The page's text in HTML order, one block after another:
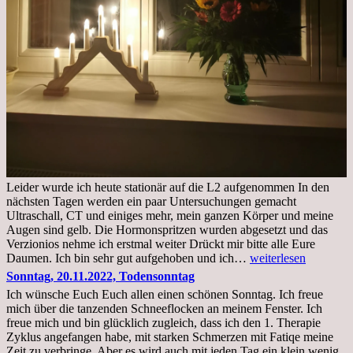
Leider wurde ich heute stationär auf die L2 aufgenommen In den
nächsten Tagen werden ein paar Untersuchungen gemacht
Ultraschall, CT und einiges mehr, mein ganzen Körper und meine
Augen sind gelb. Die Hormonspritzen wurden abgesetzt und das
Verzionios nehme ich erstmal weiter Drückt mir bitte alle Eure
Daumen. Ich bin sehr gut aufgehoben und ich… Mittwoch.
Krankenhaus
stationär
weiterlesen
Sonntag, 20.11.2022, Todensonntag
Ich wünsche Euch Euch allen einen schönen Sonntag. Ich freue
mich über die tanzenden Schneeflocken an meinem Fenster. Ich
freue mich und bin glücklich zugleich, dass ich den 1. Therapie
Zyklus angefangen habe, mit starken Schmerzen mit Fatiqe meine